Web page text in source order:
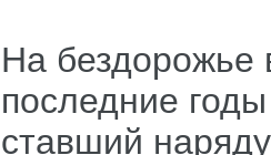
На бездорожье
последние
ставший